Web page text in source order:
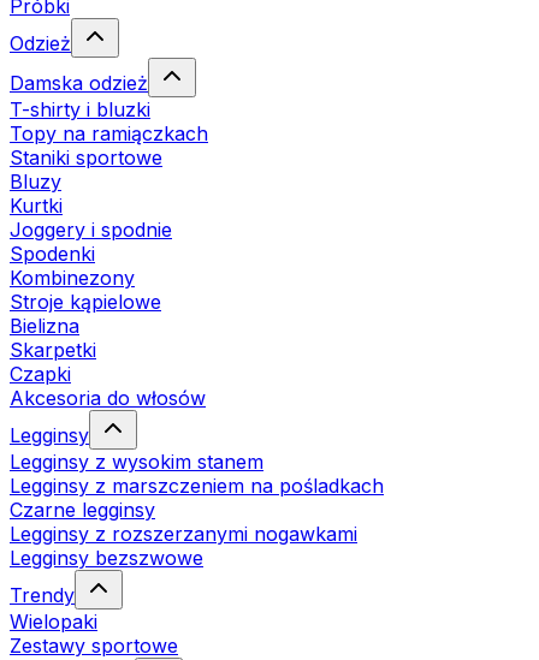
Próbki
Odzież
Damska odzież
T-shirty i bluzki
Topy na ramiączkach
Staniki sportowe
Bluzy
Kurtki
Joggery i spodnie
Spodenki
Kombinezony
Stroje kąpielowe
Bielizna
Skarpetki
Czapki
Akcesoria do włosów
Legginsy
Legginsy z wysokim stanem
Legginsy z marszczeniem na pośladkach
Czarne legginsy
Legginsy z rozszerzanymi nogawkami
Legginsy bezszwowe
Trendy
Wielopaki
Zestawy sportowe